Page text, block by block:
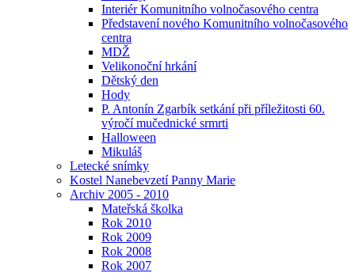
Interiér Komunitního volnočasového centra
Představení nového Komunitního volnočasového
centra
MDŽ
Velikonoční hrkání
Dětský den
Hody
P. Antonín Zgarbík setkání při příležitosti 60.
výročí mučednické srmrti
Halloween
Mikuláš
Letecké snímky
Kostel Nanebevzetí Panny Marie
Archiv 2005 - 2010
Mateřská školka
Rok 2010
Rok 2009
Rok 2008
Rok 2007